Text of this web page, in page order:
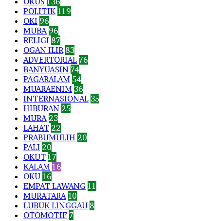
POLITIK 119
OKI 96
MUBA 96
RELIGI 87
OGAN ILIR 83
ADVERTORIAL 76
BANYUASIN 74
PAGARALAM 54
MUARAENIM 36
INTERNASIONAL 35
HIBURAN 25
MURA 23
LAHAT 22
PRABUMULIH 20
PALI 20
OKUT 17
KALAM 16
OKU 16
EMPAT LAWANG 11
MURATARA 10
LUBUK LINGGAU 8
OTOMOTIF 7